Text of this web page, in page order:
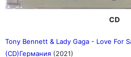
CD
Tony Bennett & Lady Gaga - Love For
(CD)Германия (2021)